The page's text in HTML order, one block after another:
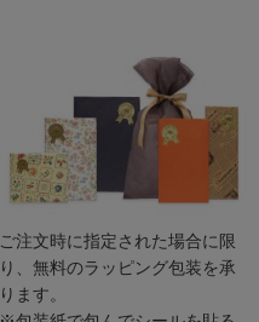
ご注文時に指定された場合に限
り、無料のラッピング包装を承
ります。